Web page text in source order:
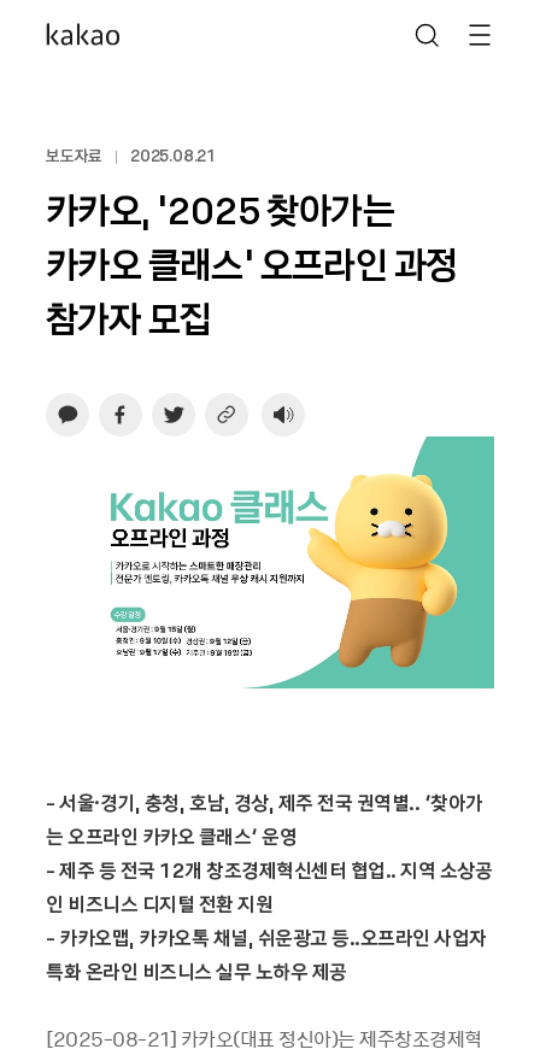
보도자료 2025.08.21
카카오, ‘2025 찾아가는
카카오 클래스’ 오프라인 과정
참가자 모집
-서울·경기, 충청, 호남, 경상, 제주전국 권역별.. ‘찾아가
는오프라인 카카오클래스’운영
-제주등전국 12개 창조경제혁신센터 협업..지역 소상공
인 비즈니스 디지털 전환지원
- 카카오맵, 카카오톡채널, 쉬운광고등..오프라인 사업자
특화온라인 비즈니스실무노하우제공
[2025-08-21] 카카오(대표 정신아)는 제주창조경제혁